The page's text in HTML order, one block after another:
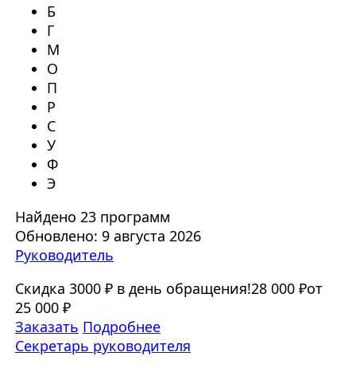
Б
Г
М
О
П
Р
С
У
Ф
Э
Найдено 23 программ
Обновлено: 9 августа 2026
Руководитель
Скидка 3000 ₽ в день обращения!28 000 ₽от
25 000 ₽
Заказать Подробнее
Секретарь руководителя